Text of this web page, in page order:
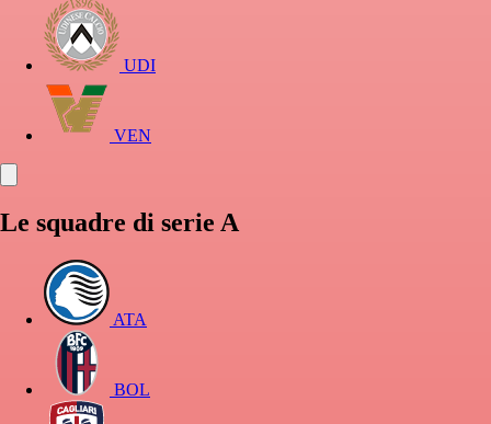
UDI
VEN
Le squadre di serie A
ATA
BOL